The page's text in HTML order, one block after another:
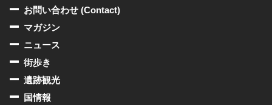
お問い合わせ (Contact)
マガジン
ニュース
街歩き
遺跡観光
国情報